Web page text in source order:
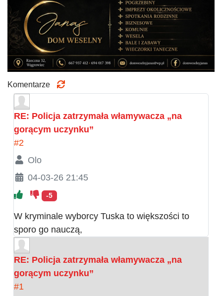
Komentarze
RE: Policja zatrzymała włamywacza „na
gorącym uczynku”
#2
Olo
04-03-26 21:45
-5
W kryminale wyborcy Tuska to większości to
sporo go nauczą,
RE: Policja zatrzymała włamywacza „na
gorącym uczynku”
#1